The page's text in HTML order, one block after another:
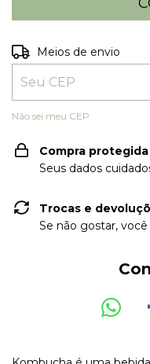
Entregas para o CEP:
Meios de envio
Não sei meu CEP
Compra protegida
Seus dados
Trocas e
Se não gostar,